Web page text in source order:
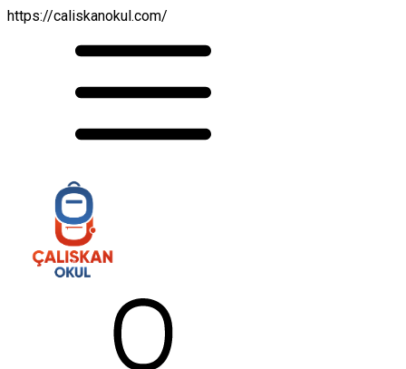
https://caliskanokul.com/